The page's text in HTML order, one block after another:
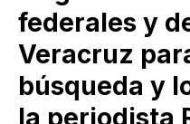
federales y
Veracruz
búsqueda y